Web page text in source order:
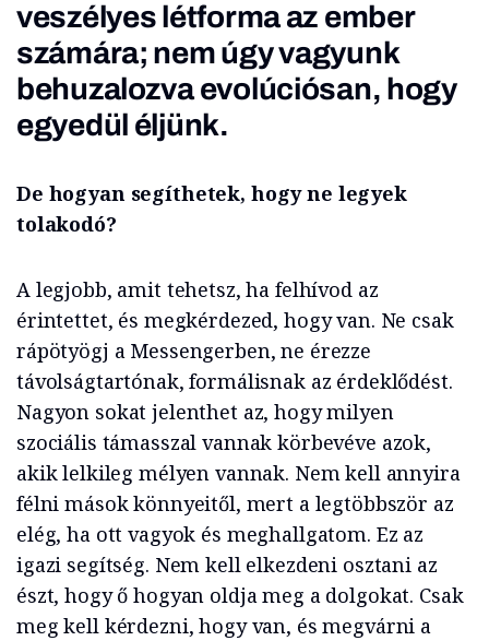
veszélyes létforma az ember
számára; nem úgy vagyunk
behuzalozva evolúciósan, hogy
egyedül éljünk.
De hogyan segíthetek, hogy ne legyek
tolakodó?
A legjobb, amit tehetsz, ha felhívod az
érintettet, és megkérdezed, hogy van. Ne csak
rápötyögj a Messengerben, ne érezze
távolságtartónak, formálisnak az érdeklődést.
Nagyon sokat jelenthet az, hogy milyen
szociális támasszal vannak körbevéve azok,
akik lelkileg mélyen vannak. Nem kell annyira
félni mások könnyeitől, mert a legtöbbször az
elég, ha ott vagyok és meghallgatom. Ez az
igazi segítség. Nem kell elkezdeni osztani az
észt, hogy ő hogyan oldja meg a dolgokat. Csak
meg kell kérdezni, hogy van, és megvárni a